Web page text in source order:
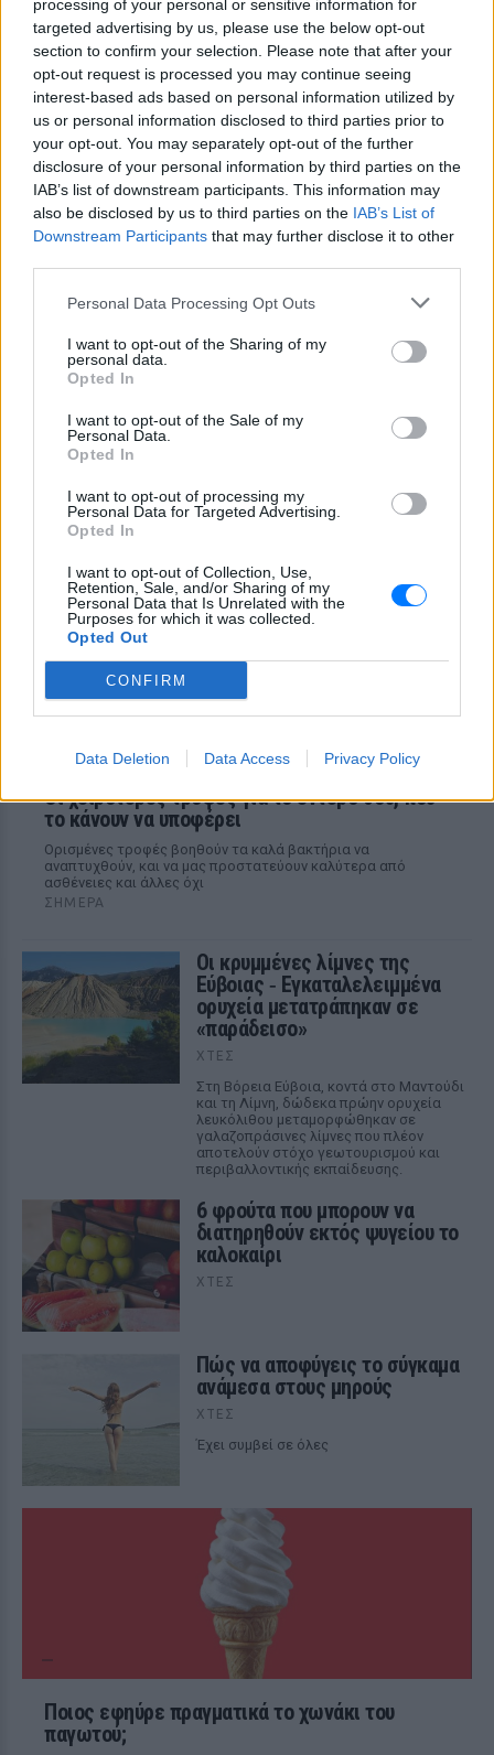
processing of your personal or sensitive information for
targeted advertising by us, please use the below opt-out
section to confirm your selection. Please note that after your
opt-out request is processed you may continue seeing
interest-based ads based on personal information utilized by
us or personal information disclosed to third parties prior to
your opt-out. You may separately opt-out of the further
disclosure of your personal information by third parties on the
IAB’s list of downstream participants. This information may
also be disclosed by us to third parties on the IAB’s List of
Downstream Participants that may further disclose it to other
Personal Data Processing Opt Outs
I want to opt-out of the Sharing of my
personal data.
Opted In
I want to opt-out of the Sale of my
Personal Data.
Opted In
I want to opt-out of processing my
Personal Data for Targeted Advertising.
Opted In
I want to opt-out of Collection, Use,
Retention, Sale, and/or Sharing of my
Personal Data that Is Unrelated with the
Purposes for which it was collected.
Opted Out
CONFIRM
Data Deletion Data Access Privacy Policy
ΔΕΙΤΕ ΕΠΙΣΗΣ
ΣΤΗΝ ΙΔΙΑ ΚΑΤΗΓΟΡΙΑ
Ελληνικό γιαούρτι: Μία
κουταλιά και τα scrambled
eggs θα απογειωθούν
ΣΉΜΕΡΑ
Το στραγγιστό γιαούρτι αλλάζει την υφή
και τον κορεσμό του πρωινού χωρίς να
Η νέα σχέση δεν έχει
Theron το επιβεβαιώνει
κάποιον» – Η εξομολόγηση της ηθοποιού
δεν πρέπει να αγνοήσεις
Ο θυρεοειδής χτυπάει πολλές γυναίκες
χωρίς να το καταλάβουν εγκαίρως
Οι χειρότερες τροφές για το έντερό σου, που
το κάνουν να υποφέρει
Ορισμένες τροφές βοηθούν τα καλά βακτήρια να
αναπτυχθούν, και να μας προστατεύουν καλύτερα από
ασθένειες και άλλες όχι
ΣΉΜΕΡΑ
Οι κρυμμένες λίμνες της
Εύβοιας ‑ Εγκαταλελειμμένα
ορυχεία μετατράπηκαν σε
«παράδεισο»
ΧΤΕΣ
Στη Βόρεια Εύβοια, κοντά στο Μαντούδι
και τη Λίμνη, δώδεκα πρώην ορυχεία
λευκόλιθου μεταμορφώθηκαν σε
γαλαζοπράσινες λίμνες που πλέον
αποτελούν στόχο γεωτουρισμού και
περιβαλλοντικής εκπαίδευσης.
6 φρούτα που μπορουν να
διατηρηθούν εκτός ψυγείου το
καλοκαίρι
ΧΤΕΣ
Πώς να αποφύγεις το σύγκαμα
ανάμεσα στους μηρούς
ΧΤΕΣ
Έχει συμβεί σε όλες
Ποιος εφηύρε πραγματικά το χωνάκι του
παγωτού;